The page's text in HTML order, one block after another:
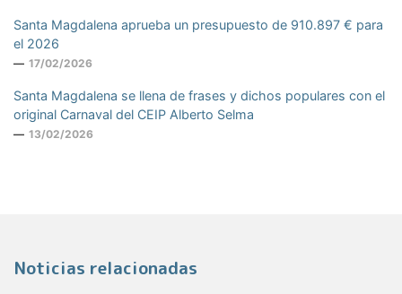
Santa Magdalena aprueba un presupuesto de 910.897 € para
el 2026
17/02/2026
Santa Magdalena se llena de frases y dichos populares con el
original Carnaval del CEIP Alberto Selma
13/02/2026
Noticias relacionadas